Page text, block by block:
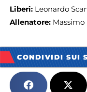
Liberi: Leonardo
Allenatore: Massimo
CONDIVIDI SUI